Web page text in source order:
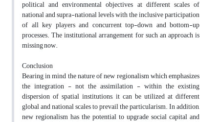
political and environmental objectives at different scales of
national and supra-national levels with the inclusive participation
of all key players and concurrent top-down and bottom-up
processes. The institutional arrangement for such an approach is
missing now.
Conclusion
Bearing in mind the nature of new regionalism which emphasizes
the integration - not the assimilation - within the existing
dispersion of spatial institutions, it can be utilized at different
global and national scales to prevail the particularism. In addition,
new regionalism has the potential to upgrade social capital and